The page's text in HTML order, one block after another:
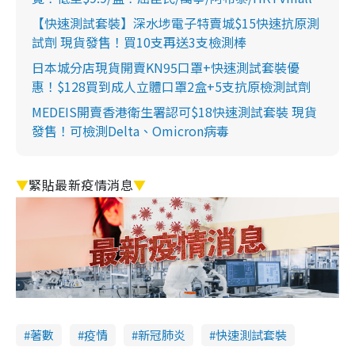
【快速測試套裝】深水埗電子特賣城$15快速抗原測
試劑 現貨發售！買10支再送3支檢測棒
日本城分店現貨開賣KN95口罩+快速測試套裝優
惠！$128買到成人立體口罩2盒+5支抗原檢測試劑
MEDEIS開賣香港衛生署認可$18快速測試套裝 現貨
發售！可檢測Delta、Omicron病毒
▼緊貼最新疫情消息▼
著數 疫情 新冠肺炎
快速測試套裝